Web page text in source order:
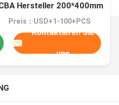
Hersteller 200*400mm
Preis：USD+1-100+PCS
Kontaktieren Sie
uns